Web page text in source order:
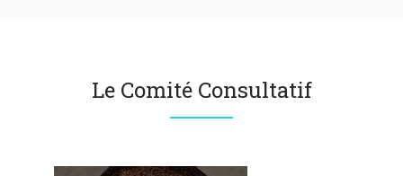
Le Comité Consultatif